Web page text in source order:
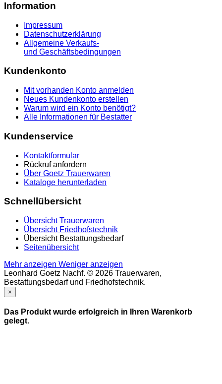
Information
Impressum
Datenschutzerklärung
Allgemeine Verkaufs-
und Geschäftsbedingungen
Kundenkonto
Mit vorhanden Konto anmelden
Neues Kundenkonto erstellen
Warum wird ein Konto benötigt?
Alle Informationen für Bestatter
Kundenservice
Kontaktformular
Rückruf anfordern
Über Goetz Trauerwaren
Kataloge herunterladen
Schnellübersicht
Übersicht Trauerwaren
Übersicht Friedhofstechnik
Übersicht Bestattungsbedarf
Seitenübersicht
Mehr anzeigen Weniger anzeigen
Leonhard Goetz Nachf. © 2026 Trauerwaren,
Bestattungsbedarf und Friedhofstechnik.
×
Das Produkt wurde erfolgreich in Ihren Warenkorb
gelegt.